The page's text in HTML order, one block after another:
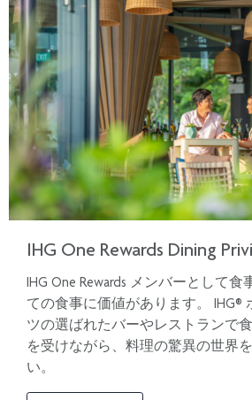
IHG One Rewards Dining
IHG One Rewards メンバーとして
ての食事に価値があります。 IHG®
ツの選ばれたバーやレストランで
を受けながら、料理の驚異の世界
い。